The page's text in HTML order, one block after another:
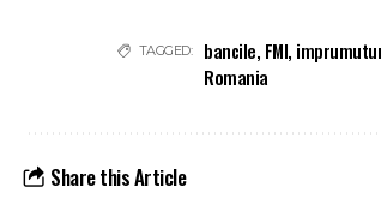
TAGGED: bancile, FMI,
Romania
Share this Article